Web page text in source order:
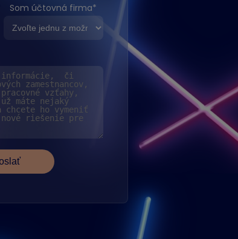
Som účtovná firma*